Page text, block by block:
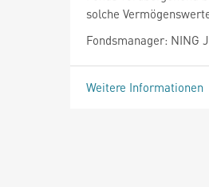
solche
Fondsmanager: NING
Weitere Informationen